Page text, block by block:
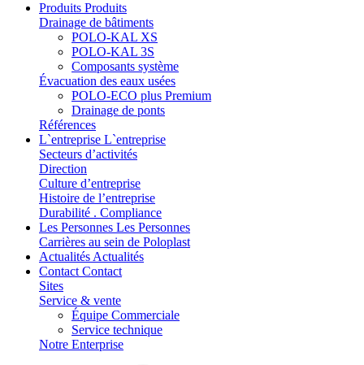
Produits Produits
Drainage de bâtiments
POLO-KAL XS
POLO-KAL 3S
Composants système
Évacuation des eaux usées
POLO-ECO plus Premium
Drainage de ponts
Références
L`entreprise L`entreprise
Secteurs d’activités
Direction
Culture d’entreprise
Histoire de l’entreprise
Durabilité . Compliance
Les Personnes Les Personnes
Carrières au sein de Poloplast
Actualités Actualités
Contact Contact
Sites
Service & vente
Équipe Commerciale
Service technique
Notre Enterprise